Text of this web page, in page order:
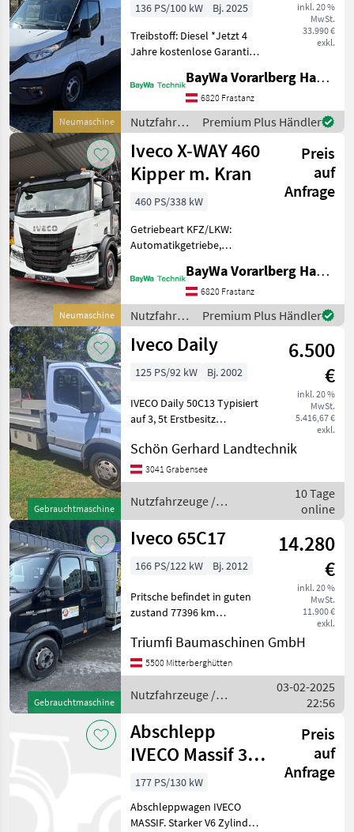
Neumaschine
**AKTION
33.990,- net
inkl. 20 %
MwSt.
33.990 €
exkl.
136 PS/100 kW
Bj. 2025
Treibstoff: Diesel *Jetzt 4
Jahre kostenlose Garantie
bis 30.09.2026* *Weitere
Informationen erhalten Sie
bei unseren
Verkaufsberater*
BayWa Vorarlberg HandelsGmbH BayWa Technik
6820 Frastanz
Nutzfahrzeuge
/ Iveco
Premium Plus Händler
Neumaschine
Iveco X-WAY 460
Kipper m. Kran
Preis
auf
Anfrage
460 PS/338 kW
Getriebeart KFZ/LKW:
Automatikgetriebe,
Klimaanlage,
Hyraulikanlage
(Kipphydraulik) Cursor 11
Euro 6 Motor ohne
Abgasrückführung. 460 PS
TX-12 Gang
BayWa Vorarlberg HandelsGmbH BayWa Technik
6820 Frastanz
Nutzfahrzeuge
/ Iveco
Premium Plus Händler
Gebrauchtmaschine
Iveco Daily
6.500
€
inkl. 20 %
MwSt.
5.416,67 €
exkl.
125 PS/92 kW Bj. 2002
IVECO Daily 50C13 Typisiert
auf 3, 5t Erstbesitz
Ladebordwand
Nutzfahrzeuge Transporter
bis 3.5 Tonnen
Schön Gerhard Landtechnik
3041 Grabensee
Nutzfahrzeuge /
Iveco
10 Tage
online
Gebrauchtmaschine
Iveco 65C17
14.280
€
inkl. 20 %
MwSt.
11.900 €
exkl.
166 PS/122 kW Bj. 2012
Pritsche befindet in guten
zustand 77396 km
Nutzlast 3345 Kg
Nutzfahrzeuge Lastwagen
(LKW)
Triumfi Baumaschinen GmbH
5500 Mitterberghütten
Nutzfahrzeuge /
Iveco
03-02-2025
22:56
Abschlepp
IVECO Massif 3.0
HPT Pick Up
Hubbrille
Preis
auf
Anfrage
177 PS/130 kW
Abschleppwagen IVECO
MASSIF. Starker V6 Zylinder